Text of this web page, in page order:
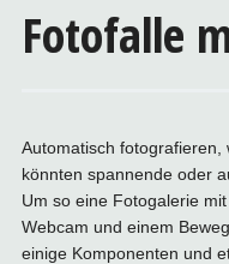
Fotofalle
Automatisch
könnten spannende oder
Um so eine Fotogalerie
Webcam und einem
einige Komponenten und